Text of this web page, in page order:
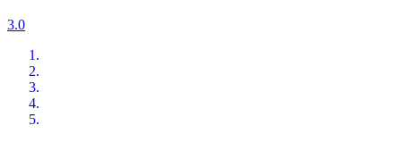
3.0